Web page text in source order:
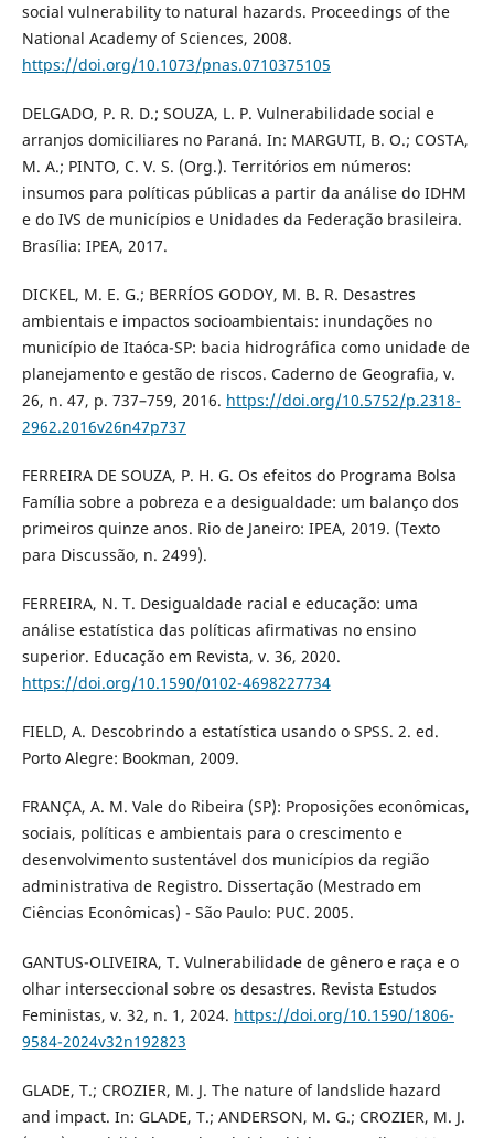
social vulnerability to natural hazards. Proceedings of the
National Academy of Sciences, 2008.
https://doi.org/10.1073/pnas.0710375105
DELGADO, P. R. D.; SOUZA, L. P. Vulnerabilidade social e
arranjos domiciliares no Paraná. In: MARGUTI, B. O.; COSTA,
M. A.; PINTO, C. V. S. (Org.). Territórios em números:
insumos para políticas públicas a partir da análise do IDHM
e do IVS de municípios e Unidades da Federação brasileira.
Brasília: IPEA, 2017.
DICKEL, M. E. G.; BERRÍOS GODOY, M. B. R. Desastres
ambientais e impactos socioambientais: inundações no
município de Itaóca-SP: bacia hidrográfica como unidade de
planejamento e gestão de riscos. Caderno de Geografia, v.
26, n. 47, p. 737–759, 2016. https://doi.org/10.5752/p.2318-
2962.2016v26n47p737
FERREIRA DE SOUZA, P. H. G. Os efeitos do Programa Bolsa
Família sobre a pobreza e a desigualdade: um balanço dos
primeiros quinze anos. Rio de Janeiro: IPEA, 2019. (Texto
para Discussão, n. 2499).
FERREIRA, N. T. Desigualdade racial e educação: uma
análise estatística das políticas afirmativas no ensino
superior. Educação em Revista, v. 36, 2020.
https://doi.org/10.1590/0102-4698227734
FIELD, A. Descobrindo a estatística usando o SPSS. 2. ed.
Porto Alegre: Bookman, 2009.
FRANÇA, A. M. Vale do Ribeira (SP): Proposições econômicas,
sociais, políticas e ambientais para o crescimento e
desenvolvimento sustentável dos municípios da região
administrativa de Registro. Dissertação (Mestrado em
Ciências Econômicas) - São Paulo: PUC. 2005.
GANTUS-OLIVEIRA, T. Vulnerabilidade de gênero e raça e o
olhar interseccional sobre os desastres. Revista Estudos
Feministas, v. 32, n. 1, 2024. https://doi.org/10.1590/1806-
9584-2024v32n192823
GLADE, T.; CROZIER, M. J. The nature of landslide hazard
and impact. In: GLADE, T.; ANDERSON, M. G.; CROZIER, M. J.